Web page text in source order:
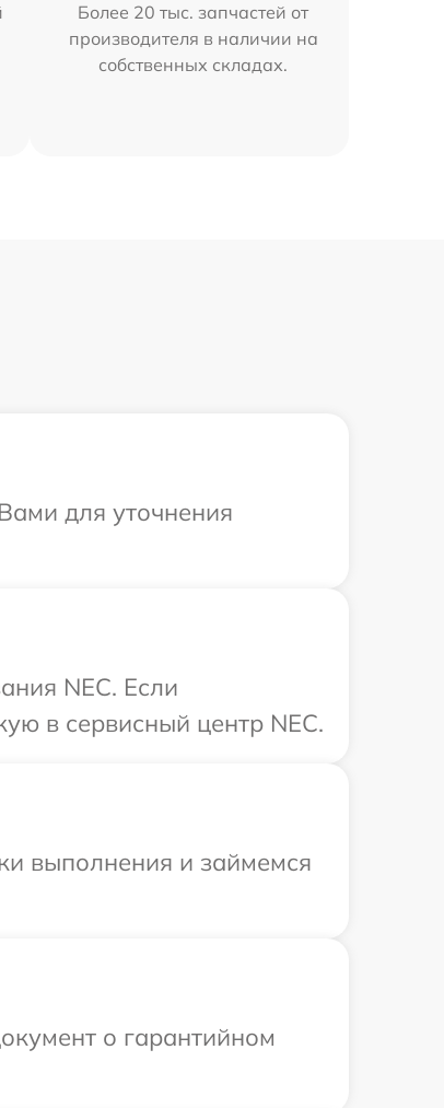
Более 20 тыс. запчастей от
производителя в наличии на
собственных складах.
для уточнения
NEC. Если
в сервисный центр NEC.
выполнения и займемся
о гарантийном